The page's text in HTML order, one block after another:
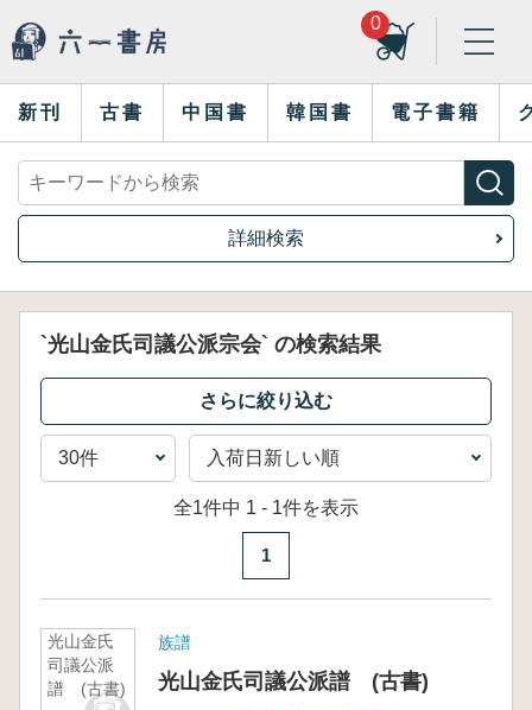
0
新刊 古書 中国書 韓国書 電子書籍
詳細検索
`光山金氏司議公派宗会` の検索結果
全1件中 1 - 1件を表示
1
光山金氏
司議公派
譜 (古書)
族譜
光山金氏司議公派譜 (古書)